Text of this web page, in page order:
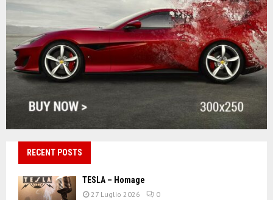
RECENT POSTS
TESLA – Homage
27 Luglio 2026 0